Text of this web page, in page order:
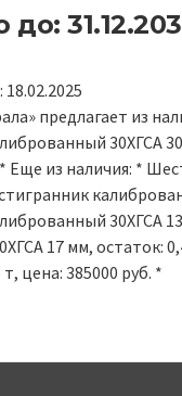
до:
предлагает из
30ХГСА
Еще из наличия: *
30ХГСА
17 мм, остаток:
цена: 385000 руб. *